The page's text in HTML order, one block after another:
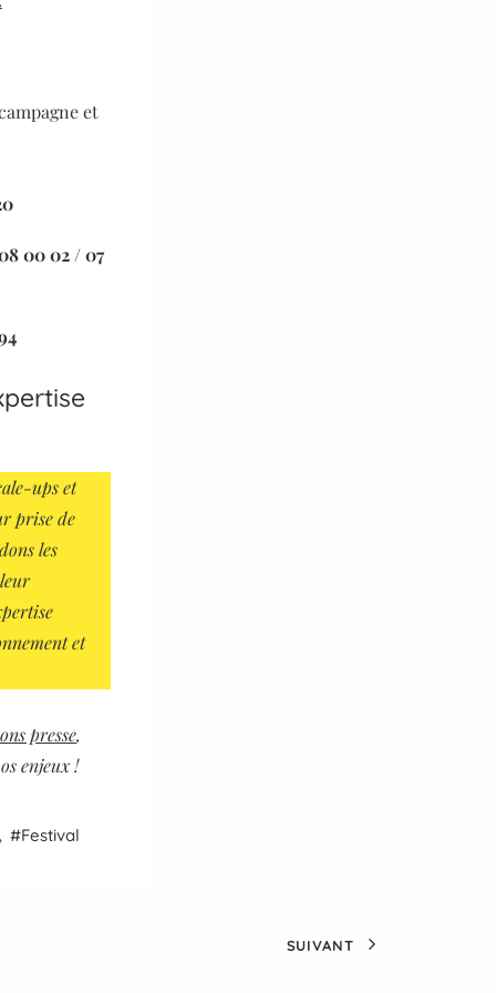
et
00 02 / 07
ups et
prise de
les
et
presse,
enjeux !
, Festival
SUIVANT